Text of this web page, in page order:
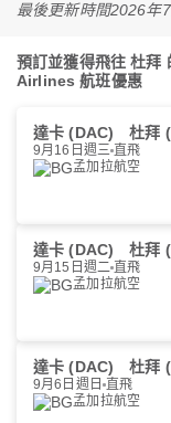
最後更新時間2026年
預訂並獲得飛往 杜
Airlines 航班優惠
達卡 (DAC) 杜拜
9月16日週三 直飛
孟加拉航空
達卡 (DAC) 杜拜
9月15日週二 直飛
孟加拉航空
達卡 (DAC) 杜拜
9月6日週日 直飛
孟加拉航空